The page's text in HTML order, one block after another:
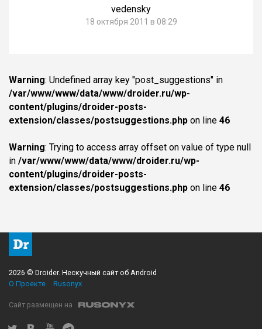
vedensky
18 октября 2011 в 08:29
Warning: Undefined array key "post_suggestions" in
/var/www/www/data/www/droider.ru/wp-
content/plugins/droider-posts-
extension/classes/postsuggestions.php on line 46
Warning: Trying to access array offset on value of type null
in /var/www/www/data/www/droider.ru/wp-
content/plugins/droider-posts-
extension/classes/postsuggestions.php on line 46
2026 © Droider. Нескучный сайт об Android
О Проекте
Rusonyx
Сайт размещен на